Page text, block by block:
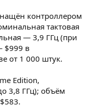
контроллером
тактовая
— 3,9 ГГц (при
$999 в
от 1 000 штук.
Edition,
3,8 ГГц); объём